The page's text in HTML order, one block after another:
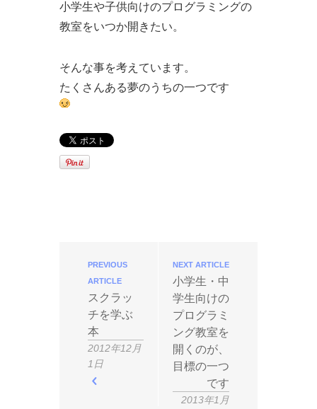
小学生や子供向けのプログラミングの
教室をいつか開きたい。
そんな事を考えています。
たくさんある夢のうちの一つです
PREVIOUS
ARTICLE
スクラッ
チを学ぶ
本
2012年12月
1日
NEXT ARTICLE
小学生・中
学生向けの
プログラミ
ング教室を
開くのが、
目標の一つ
です
2013年1月